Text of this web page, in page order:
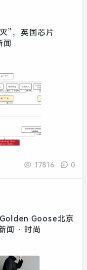
”，英国芯片
17816 0
Goose北京
闻 · 时尚